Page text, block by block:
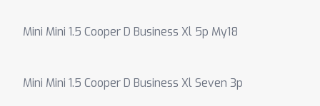
Mini Mini 1.5 Cooper D Business Xl 5p My18
Mini Mini 1.5 Cooper D Business Xl Seven 3p